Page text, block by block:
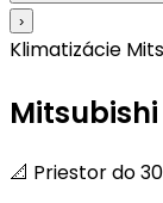
›
Klimatizácie
📐 Priestor do